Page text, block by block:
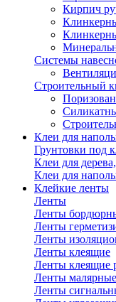
Кирпич
Системы
Строительный
Клеи для
Грунтовки под
Клеи для
Клеи для
Клейкие ленты
Ленты
Ленты
Ленты
Ленты
Ленты клеящие
Ленты клеящие
Ленты малярные
Ленты